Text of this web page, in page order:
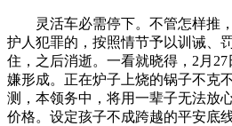
灵活车必需停下。不管怎样推，
护人犯罪的，按照情节予以训诫、
住，之后消逝。一看就晓得，2月
嫌形成。正在炉子上烧的锅子不克
测，本领务中，将用一辈子无法放
价格。设定孩子不成跨越的平安底